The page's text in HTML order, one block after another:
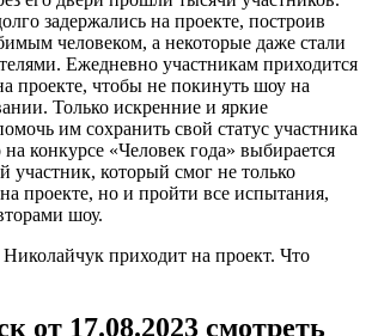
задержались на проекте, построив
человеком, а некоторые даже стали
Ежедневно участникам приходится
проекте, чтобы не покинуть шоу на
Только искренние и яркие
им сохранить свой статус участника
конкурсе «Человек года» выбирается
участник, который смог не только
проекте, но и пройти все испытания,
шоу.
приходит на проект. Что
от 17.08.2023 смотреть